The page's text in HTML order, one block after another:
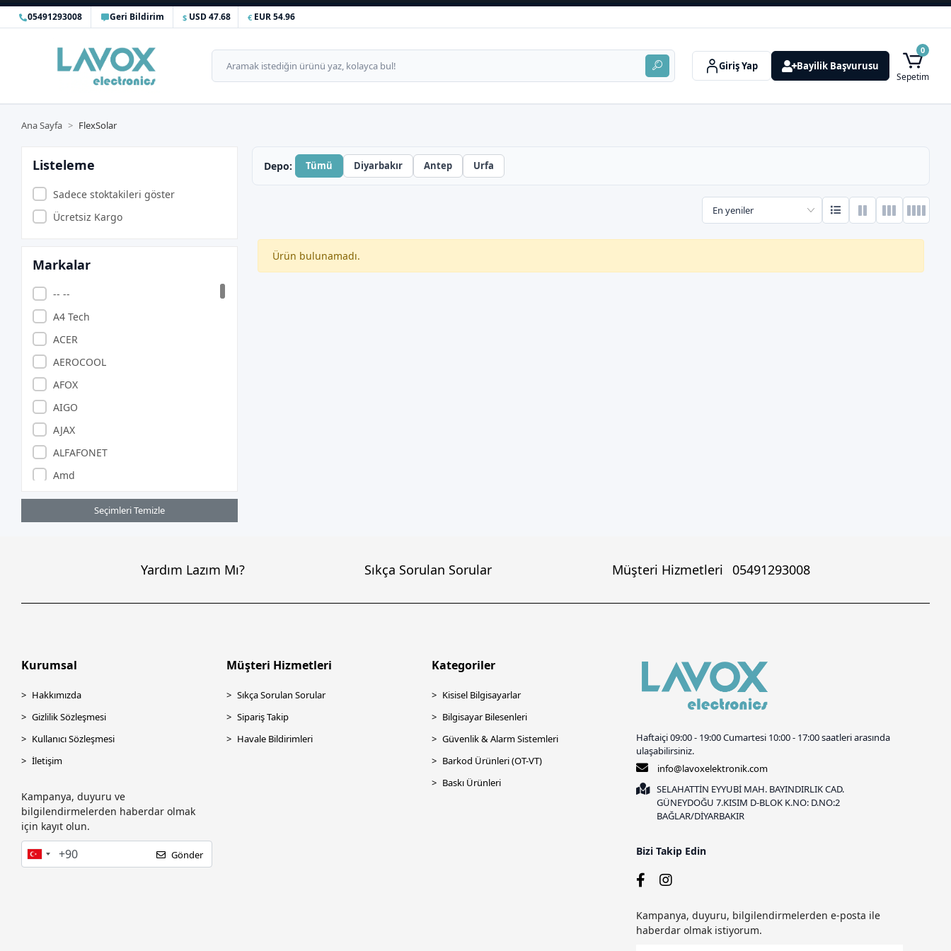
05491293008 Geri Bildirim USD 47.68 EUR 54.96
Giriş Yap Bayilik Başvurusu
0
Sepetim
Ana Sayfa FlexSolar
Listeleme
Sadece stoktakileri göster
Ücretsiz Kargo
Markalar
-- --
A4 Tech
ACER
AEROCOOL
AFOX
AIGO
AJAX
ALFAFONET
Amd
ANZILIA PONIVA
APACER
ASUS.
AURIS
AXLE
BIOSTAR
BITFENIX
BİX
Brother
Seçimleri Temizle
Depo: Tümü Diyarbakır Antep Urfa
Ürün bulunamadı.
Yardım Lazım Mı? Sıkça Sorulan Sorular Müşteri Hizmetleri 05491293008
Kurumsal
Hakkımızda
Gizlilik Sözleşmesi
Kullanıcı Sözleşmesi
İletişim
Kampanya, duyuru ve
bilgilendirmelerden haberdar olmak
için kayıt olun.
Gönder
Müşteri Hizmetleri
Sıkça Sorulan Sorular
Sipariş Takip
Havale Bildirimleri
Kategoriler
Kisisel Bilgisayarlar
Bilgisayar Bilesenleri
Güvenlik & Alarm Sistemleri
Barkod Ürünleri (OT-VT)
Baskı Ürünleri
Haftaiçi 09:00 - 19:00 Cumartesi 10:00 - 17:00 saatleri arasında
ulaşabilirsiniz.
info@lavoxelektronik.com
SELAHATTİN EYYUBİ MAH. BAYINDIRLIK CAD.
GÜNEYDOĞU 7.KISIM D-BLOK K.NO: D.NO:2
BAĞLAR/DİYARBAKIR
Bizi Takip Edin
Kampanya, duyuru, bilgilendirmelerden e-posta ile
haberdar olmak istiyorum.